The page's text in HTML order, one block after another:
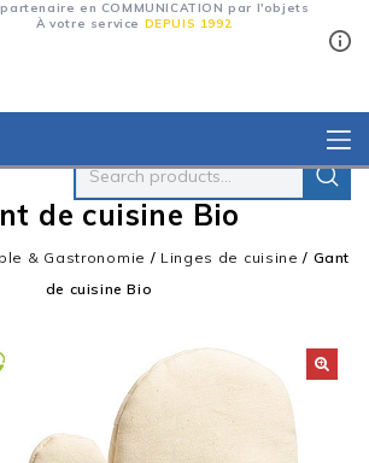
en COMMUNICATION par l'objets
À votre service DEPUIS 1992
de cuisine Bio
& Gastronomie / Linges de cuisine / Gant
de cuisine Bio